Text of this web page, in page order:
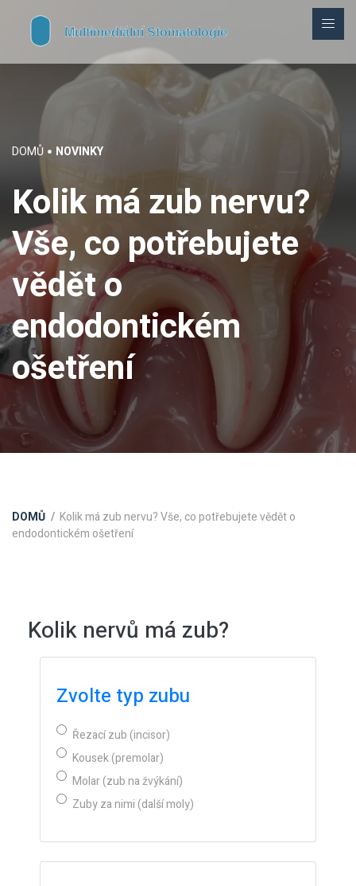
DOMŮ NOVINKY
Kolik má zub nervu?
Vše, co potřebujete
vědět o
endodontickém
ošetření
DOMŮ
Kolik má zub nervu? Vše, co potřebujete vědět o
endodontickém ošetření
Kolik nervů má zub?
Zvolte typ zubu
Řezací zub (incisor)
Kousek (premolar)
Molar (zub na žvýkání)
Zuby za nimi (další moly)